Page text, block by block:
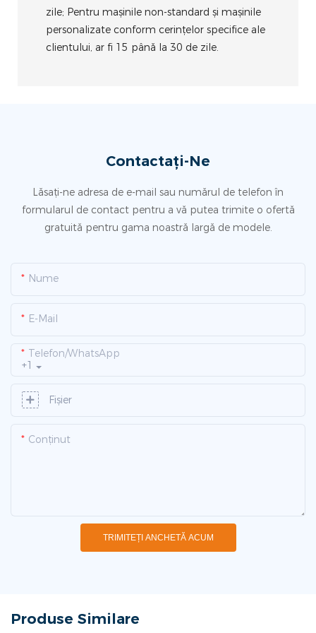
zile; Pentru mașinile non-standard și mașinile
personalizate conform cerințelor specifice ale
clientului, ar fi 15 până la 30 de zile.
Contactați-Ne
Lăsați-ne adresa de e-mail sau numărul de telefon în
formularul de contact pentru a vă putea trimite o ofertă
gratuită pentru gama noastră largă de modele.
Nume
E-Mail
+1
Telefon/WhatsApp
Fişier
Conţinut
TRIMITEȚI ANCHETĂ ACUM
Produse Similare